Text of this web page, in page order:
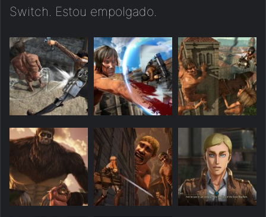
Switch. Estou empolgado.